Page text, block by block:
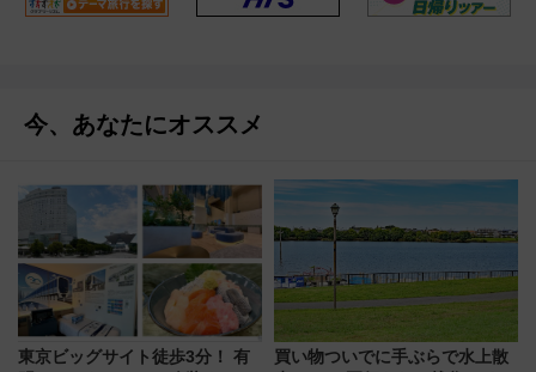
今、あなたにオススメ
東京ビッグサイト徒歩3分！ 有
買い物ついでに手ぶらで水上散